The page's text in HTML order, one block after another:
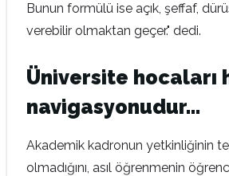
Bunun formülü ise açık, şeffaf,
verebilir olmaktan geçer." dedi.
Üniversite hocaları
navigasyonudur…
Akademik kadronun yetkinliğinin
olmadığını, asıl öğrenmenin